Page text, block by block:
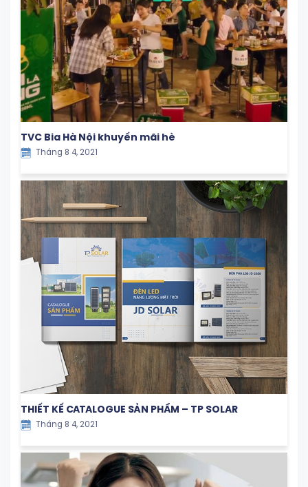
TVC Bia Hà Nội khuyến mãi hè
Tháng 8 4, 2021
THIẾT KẾ CATALOGUE SẢN PHẨM – TP SOLAR
Tháng 8 4, 2021